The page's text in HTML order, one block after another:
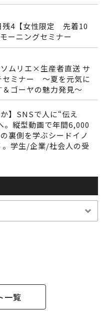
4【女性限定 先着10
ーニングセミナー
ソムリエ×生産者直送 サ
セミナー ～夏を元気に
ゴーヤの魅力発見～
】SNSで人に“伝え
。縦型動画で年間6,000
裏側を学ぶシードイノ
。学生/企業/社会人の受
一覧